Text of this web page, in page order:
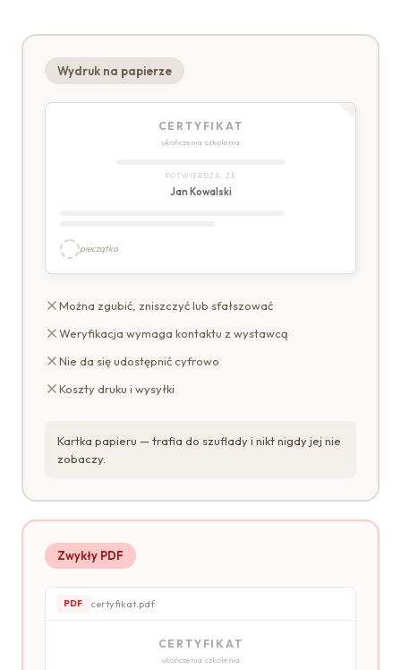
Wydruk na papierze
CERTYFIKAT
ukończenia szkolenia
POTWIERDZA, ŻE
Jan Kowalski
pieczątka
Można zgubić, zniszczyć lub sfałszować
Weryfikacja wymaga kontaktu z wystawcą
Nie da się udostępnić cyfrowo
Koszty druku i wysyłki
Kartka papieru — trafia do szuflady i nikt nigdy jej nie
zobaczy.
Zwykły PDF
PDF certyfikat.pdf
CERTYFIKAT
ukończenia szkolenia